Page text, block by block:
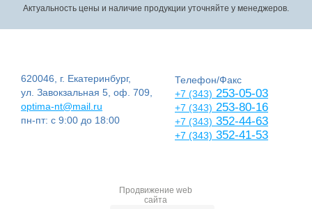
Актуальность цены и наличие продукции уточняйте у менеджеров.
620046, г. Екатеринбург,
ул. Завокзальная 5, оф. 709,
optima-nt@mail.ru
пн-пт: с 9:00 до 18:00
Телефон/Факс
+7 (343) 253-05-03
+7 (343) 253-80-16
+7 (343) 352-44-63
+7 (343) 352-41-53
Продвижение web
сайта